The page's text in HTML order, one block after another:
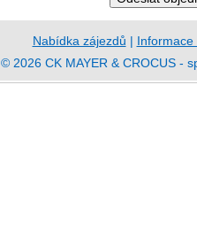
Nabídka zájezdů |
© 2026 CK MAYER & CROCUS -